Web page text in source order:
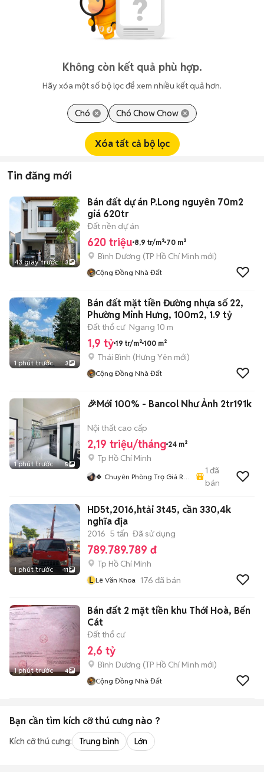
Không còn kết quả phù hợp.
Hãy xóa một số bộ lọc để xem nhiều kết quả hơn.
Chó Chó Chow Chow
Xóa tất cả bộ lọc
Tin đăng mới
43 giây trước 3
Bán đất dự án P.Long nguyên 70m2
giá 620tr
Đất nền dự án
620 triệu 8,9 tr/m² 70 m²
Bình Dương (TP Hồ Chí Minh mới)
Cộng Đồng Nhà Đất
1 phút trước 3
Bán đất mặt tiền Đường nhựa số 22,
Phường Minh Hưng, 100m2, 1.9 tỷ
Đất thổ cư Ngang 10 m
1,9 tỷ 19 tr/m² 100 m²
Thái Bình (Hưng Yên mới)
Cộng Đồng Nhà Đất
1 phút trước 5
🎉Mới 100% - Bancol Như Ảnh 2tr191k
Nội thất cao cấp
2,19 triệu/tháng 24 m²
Tp Hồ Chí Minh
🍀 Chuyên Phòng Trọ Giá Rẻ
1 đã
bán
1 phút trước 11
HD5t,2016,htải 3t45, cần 330,4k
nghĩa địa
2016 5 tấn Đã sử dụng
789.789.789 đ
Tp Hồ Chí Minh
L Lê Văn Khoa 176 đã bán
1 phút trước 4
Bán đất 2 mặt tiền khu Thới Hoà, Bến
Cát
Đất thổ cư
2,6 tỷ
Bình Dương (TP Hồ Chí Minh mới)
Cộng Đồng Nhà Đất
Bạn cần tìm kích cỡ thú cưng nào ?
Kích cỡ thú cưng: Trung bình Lớn